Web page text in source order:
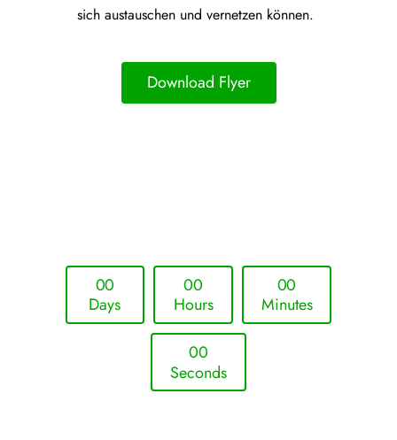
sich austauschen und vernetzen können.
Download Flyer
00
Days
00
Hours
00
Minutes
00
Seconds